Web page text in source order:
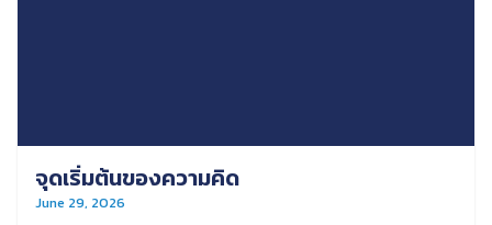
จุดเริ่มต้นของความคิด
June 29, 2026